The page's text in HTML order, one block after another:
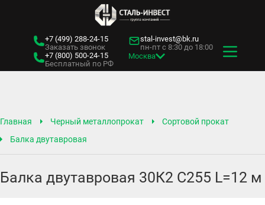
+7 (499) 288-24-15
Заказать звонок
+7 (800) 500-24-15
Бесплатный по РФ
stal-invest@bk.ru
пн-пт с 8:30 до 18:00
Москва
Главная Черный металлопрокат
Сортовой прокат
Балка двутавровая
Балка двутавровая 30К2 С255 L=12 м